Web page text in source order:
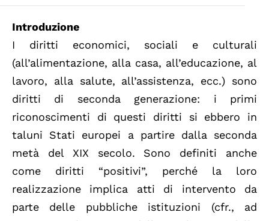
Introduzione
I diritti economici, sociali e culturali
(all’alimentazione, alla casa, all’educazione, al
lavoro, alla salute, all’assistenza, ecc.) sono
diritti di seconda generazione: i primi
riconoscimenti di questi diritti si ebbero in
taluni Stati europei a partire dalla seconda
metà del XIX secolo. Sono definiti anche
come diritti “positivi”, perché la loro
realizzazione implica atti di intervento da
parte delle pubbliche istituzioni (cfr., ad